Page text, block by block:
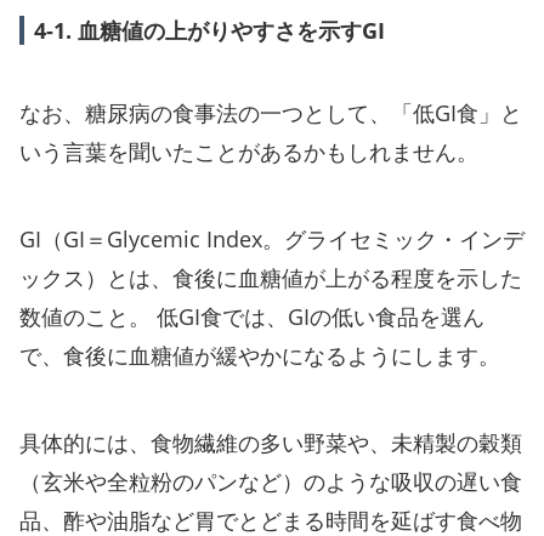
4-1. 血糖値の上がりやすさを示すGI
なお、糖尿病の食事法の一つとして、「低GI食」と
いう言葉を聞いたことがあるかもしれません。
GI（GI＝Glycemic Index。グライセミック・インデ
ックス）とは、食後に血糖値が上がる程度を示した
数値のこと。 低GI食では、GIの低い食品を選ん
で、食後に血糖値が緩やかになるようにします。
具体的には、食物繊維の多い野菜や、未精製の穀類
（玄米や全粒粉のパンなど）のような吸収の遅い食
品、酢や油脂など胃でとどまる時間を延ばす食べ物